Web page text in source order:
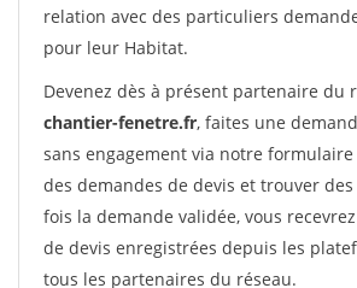
relation avec des particuliers
pour leur Habitat.
Devenez dès à présent partenaire du
chantier-fenetre.fr, faites une
sans engagement via notre
des demandes de devis et trouver
fois la demande validée, vous
de devis enregistrées depuis les
tous les partenaires du réseau.